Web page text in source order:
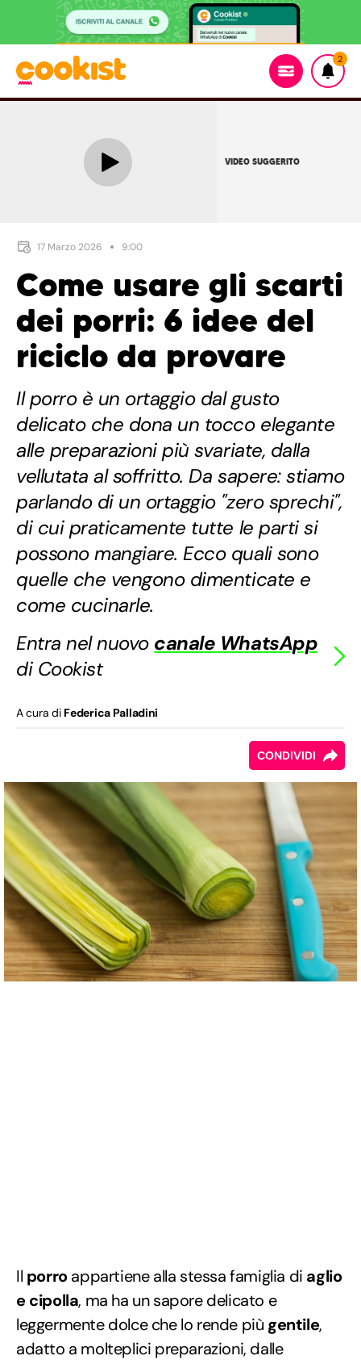
2
VIDEO SUGGERITO
17 Marzo 2026 9:00
Come usare gli scarti
dei porri: 6 idee del
riciclo da provare
Il porro è un ortaggio dal gusto
delicato che dona un tocco elegante
alle preparazioni più svariate, dalla
vellutata al soffritto. Da sapere: stiamo
parlando di un ortaggio "zero sprechi",
di cui praticamente tutte le parti si
possono mangiare. Ecco quali sono
quelle che vengono dimenticate e
come cucinarle.
Entra nel nuovo canale WhatsApp
di Cookist
A cura di Federica Palladini
CONDIVIDI
Il porroappartiene alla stessa famiglia di aglio
e cipolla, ma ha un sapore delicato e
leggermente dolce che lo rende più gentile,
adatto a molteplici preparazioni, dalle